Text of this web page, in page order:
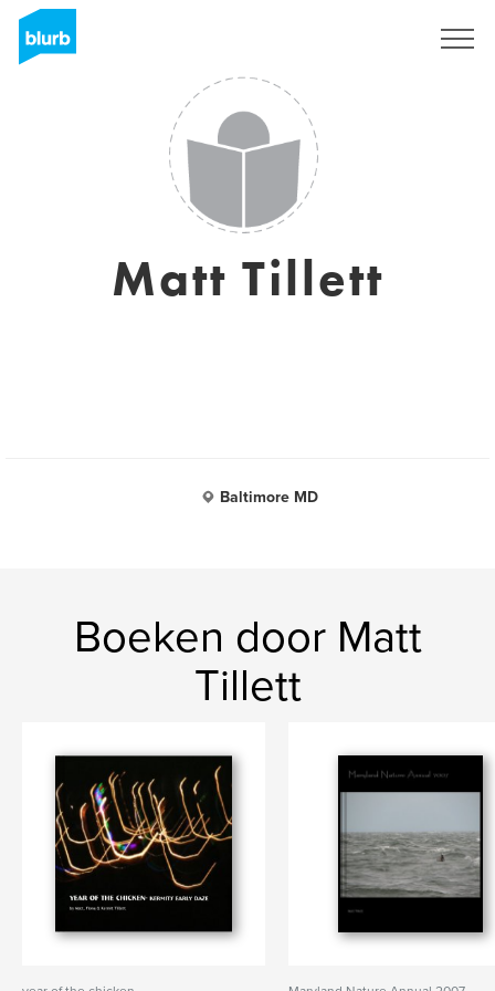
Matt Tillett
Baltimore MD
Boeken door Matt
Tillett